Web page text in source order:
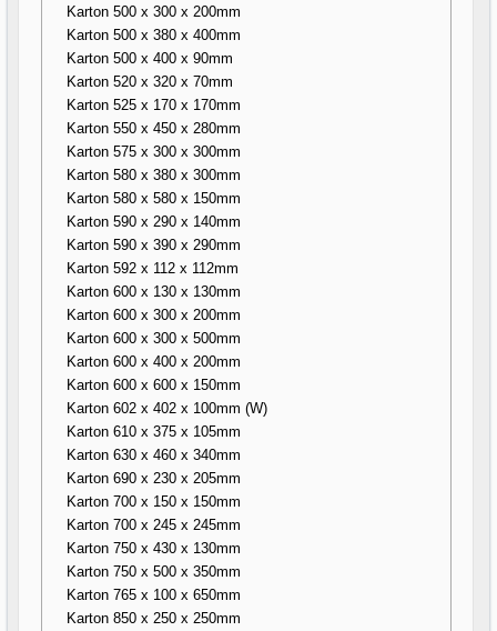
Karton 500 x 300 x 200mm
Karton 500 x 380 x 400mm
Karton 500 x 400 x 90mm
Karton 520 x 320 x 70mm
Karton 525 x 170 x 170mm
Karton 550 x 450 x 280mm
Karton 575 x 300 x 300mm
Karton 580 x 380 x 300mm
Karton 580 x 580 x 150mm
Karton 590 x 290 x 140mm
Karton 590 x 390 x 290mm
Karton 592 x 112 x 112mm
Karton 600 x 130 x 130mm
Karton 600 x 300 x 200mm
Karton 600 x 300 x 500mm
Karton 600 x 400 x 200mm
Karton 600 x 600 x 150mm
Karton 602 x 402 x 100mm (W)
Karton 610 x 375 x 105mm
Karton 630 x 460 x 340mm
Karton 690 x 230 x 205mm
Karton 700 x 150 x 150mm
Karton 700 x 245 x 245mm
Karton 750 x 430 x 130mm
Karton 750 x 500 x 350mm
Karton 765 x 100 x 650mm
Karton 850 x 250 x 250mm